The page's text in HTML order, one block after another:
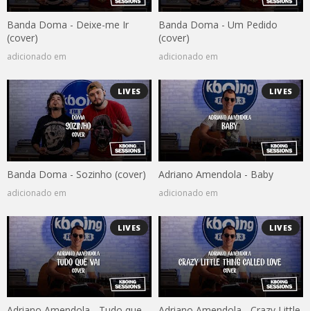
Banda Doma - Deixe-me Ir
(cover)
adicionado em
Banda Doma - Um Pedido
(cover)
adicionado em
LIVES
Banda Doma - Sozinho (cover)
adicionado em
LIVES
Adriano Amendola - Baby
adicionado em
LIVES LIVES